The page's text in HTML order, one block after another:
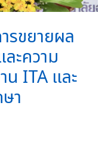
รขยายผล
ะความ
น ITA และ
า